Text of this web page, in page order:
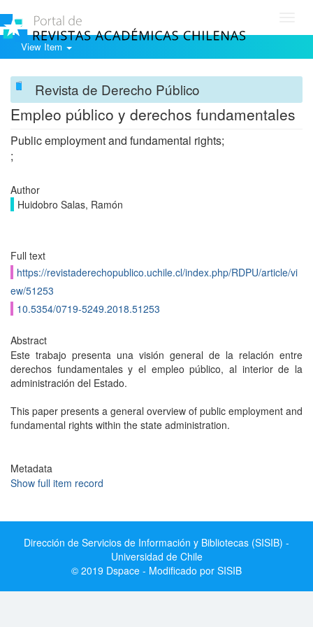
View Item
Revista de Derecho Público
Empleo público y derechos fundamentales
Public employment and fundamental rights;
;
Author
Huidobro Salas, Ramón
Full text
https://revistaderechopublico.uchile.cl/index.php/RDPU/article/vi
ew/51253
10.5354/0719-5249.2018.51253
Abstract
Este trabajo presenta una visión general de la relación entre
derechos fundamentales y el empleo público, al interior de la
administración del Estado.
This paper presents a general overview of public employment and
fundamental rights within the state administration.
Metadata
Show full item record
Dirección de Servicios de Información y Bibliotecas (SISIB) -
Universidad de Chile
© 2019 Dspace - Modificado por SISIB